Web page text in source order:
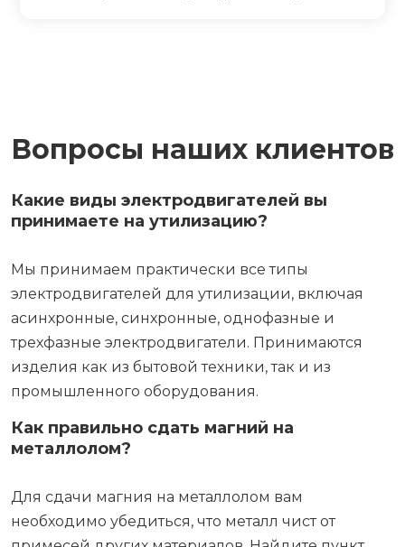
Вопросы наших клиентов
Какие виды электродвигателей вы
принимаете на утилизацию?
Мы принимаем практически все типы
электродвигателей для утилизации, включая
асинхронные, синхронные, однофазные и
трехфазные электродвигатели. Принимаются
изделия как из бытовой техники, так и из
промышленного оборудования.
Как правильно сдать магний на
металлолом?
Для сдачи магния на металлолом вам
необходимо убедиться, что металл чист от